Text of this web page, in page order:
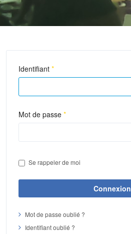
Identifiant *
Mot de passe *
Se rappeler de moi
Connexion
Mot de passe oublié ?
Identifiant oublié ?